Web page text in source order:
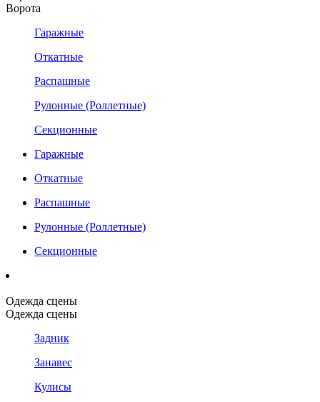
Ворота
Гаражные
Откатные
Распашные
Рулонные (Роллетные)
Секционные
Гаражные
Откатные
Распашные
Рулонные (Роллетные)
Секционные
Одежда сцены
Одежда сцены
Задник
Занавес
Кулисы